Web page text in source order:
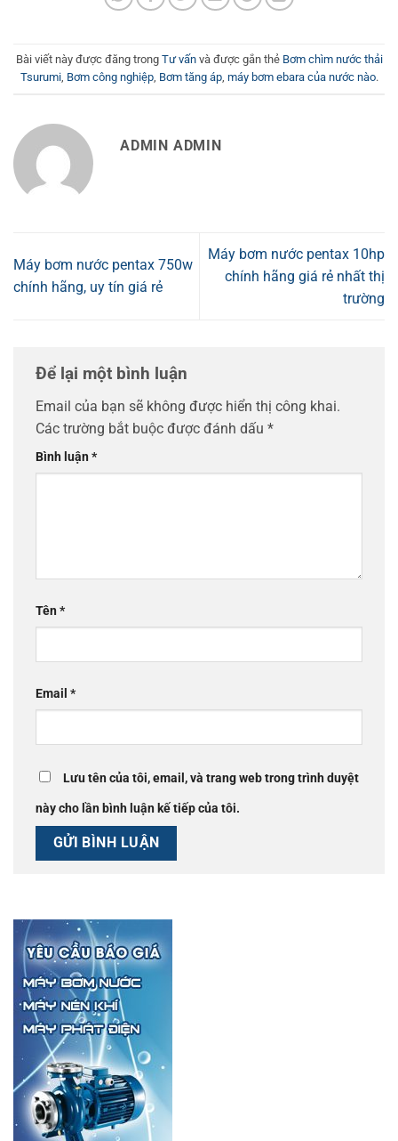
Bài viết này được đăng trong Tư vấnvà được gắn thẻ Bơm chìm nước thải
Tsurumi, Bơm công nghiệp, Bơm tăng áp, máy bơm ebara của nước nào.
ADMIN ADMIN
Máy bơm nước pentax 750w
chính hãng, uy tín giá rẻ
Máy bơm nước pentax 10hp
chính hãng giá rẻ nhất thị
trường
Để lại một bình luận
Email của bạn sẽ không được hiển thị công khai.
Các trường bắt buộc được đánh dấu *
Bình luận*
Tên*
Email *
Lưu tên của tôi, email, và trang web trong trình duyệt
này cho lần bình luận kế tiếp của tôi.